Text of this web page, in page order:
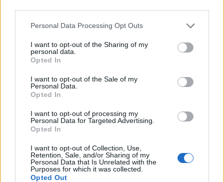
Personal Data Processing Opt Outs
I want to opt-out of the Sharing of my
personal data.
Opted In
I want to opt-out of the Sale of my
Personal Data.
Opted In
I want to opt-out of processing my
Personal Data for Targeted Advertising.
Opted In
I want to opt-out of Collection, Use,
Retention, Sale, and/or Sharing of my
Personal Data that Is Unrelated with the
Purposes for which it was collected.
Opted Out
România pe Primul Loc (Ponta)
Altul
Arhiva sondajelor